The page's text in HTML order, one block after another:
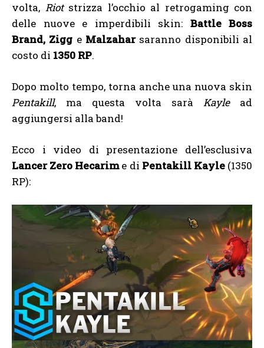
volta, Riotstrizza l’occhio al retrogaming con
delle nuove e imperdibili skin: Battle Boss
Brand, Zigg eMalzahar saranno disponibili al
costo di 1350 RP.
Dopo molto tempo, torna anche una nuova skin
Pentakill, ma questa volta sarà Kaylead
aggiungersi alla band!
Ecco i video di presentazione dell’esclusiva
Lancer Zero Hecarime di Pentakill Kayle(1350
RP):